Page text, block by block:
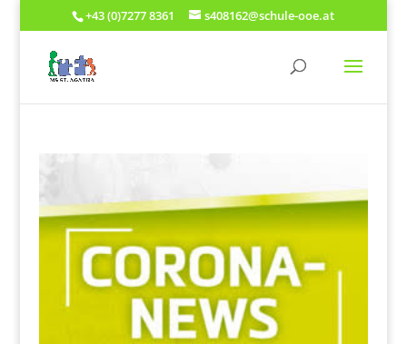
+43 (0)7277 8361 s408162@schule-ooe.at